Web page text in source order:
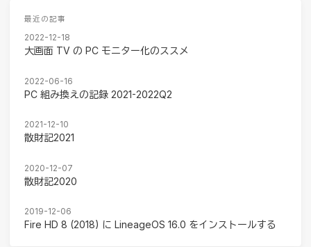
最近の記事
2022-12-18
大画面 TV の PC モニター化のススメ
2022-06-16
PC 組み換えの記録 2021-2022Q2
2021-12-10
散財記2021
2020-12-07
散財記2020
2019-12-06
Fire HD 8 (2018) に LineageOS 16.0 をインストールする